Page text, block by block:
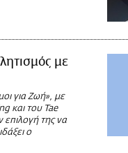
με
για Ζωή», με
και του Tae
της να
ο